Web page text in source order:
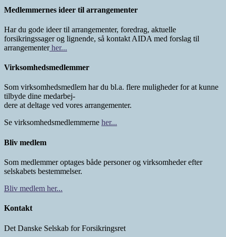
Medlemmernes ideer til arrangementer
Har du gode ideer til arrangementer, foredrag, aktuelle
forsikringssager og lignende, så kontakt AIDA med forslag til
arrangementerher...
Virksomhedsmedlemmer
Som virksomhedsmedlem har du bl.a. flere muligheder for at kunne
tilbyde dine medarbej-
dere at deltage ved vores arrangementer.
Se virksomhedsmedlemmerne her...
Bliv medlem
Som medlemmer optages både personer og virksomheder efter
selskabets bestemmelser.
Bliv medlem her...
Kontakt
Det Danske Selskab for Forsikringsret